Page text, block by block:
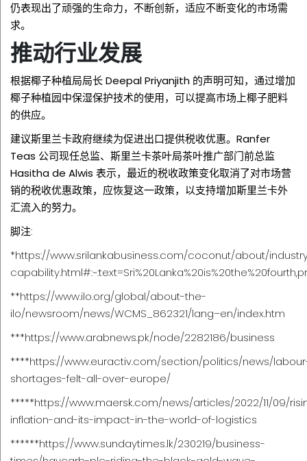
仍表现出了顽强的生命力，不断创新，适应不断变化的市场需
求。
推动行业发展
根据椰子种植局局长 Deepal Priyanjith 的声明可知，通过增加
椰子种植园中保湿保护技术的使用，可以提高市场上椰子肥料
的供应。
建议斯里兰卡政府继续为促进出口提供税收优惠。Ranfer
Teas 公司现任总监、斯里兰卡茶叶局茶叶推广部门前总监
Hasitha de Alwis 表示，最近的税收政策变化取消了对市场营
销的税收优惠政策，应恢复这一政策，以支持增加斯里兰卡外
汇流入的努力。
脚注:
*https://www.srilankabusiness.com/coconut/about/
**https://www.ilo.org/global/about-the-
ilo/newsroom/news/WCMS_862321/lang–en/index.htm
***https://www.arabnews.pk/node/2282186/business
****https://www.euractiv.com/section/politics/news/
shortages-felt-all-over-europe/
*****https://www.maersk.com/news/articles/2022/11/09/
inflation-and-its-impact-in-the-world-of-logistics
******https://www.sundaytimes.lk/230219/business-